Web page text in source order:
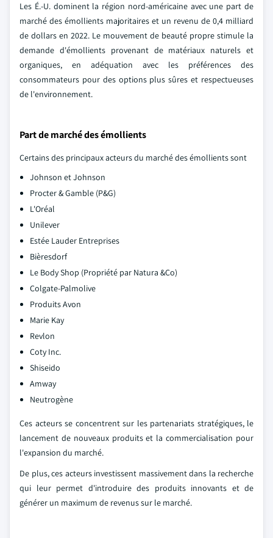
Les É.-U. dominent la région nord-américaine avec une part de
marché des émollients majoritaires et un revenu de 0,4 milliard
de dollars en 2022. Le mouvement de beauté propre stimule la
demande d'émollients provenant de matériaux naturels et
organiques, en adéquation avec les préférences des
consommateurs pour des options plus sûres et respectueuses
de l'environnement.
Part de marché des émollients
Certains des principaux acteurs du marché des émollients sont
Johnson et Johnson
Procter & Gamble (P&G)
L'Oréal
Unilever
Estée Lauder Entreprises
Bièresdorf
Le Body Shop (Propriété par Natura &Co)
Colgate-Palmolive
Produits Avon
Marie Kay
Revlon
Coty Inc.
Shiseido
Amway
Neutrogène
Ces acteurs se concentrent sur les partenariats stratégiques, le
lancement de nouveaux produits et la commercialisation pour
l'expansion du marché.
De plus, ces acteurs investissent massivement dans la recherche
qui leur permet d'introduire des produits innovants et de
générer un maximum de revenus sur le marché.